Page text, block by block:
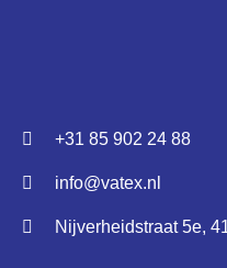
+31 85 902 24 88
info@vatex.nl
Nijverheidstraat 5e,